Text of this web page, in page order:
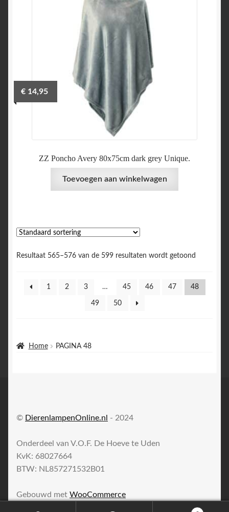
Home PAGINA 48
ZZ Poncho Avery 80x75cm dark grey Unique.
€14,95
Toevoegen aan winkelwagen
Resultaat 565–576 van de 599 resultaten wordt getoond
1 2 3 … 45 46 47 48
49 50
© DierenlampenOnline.nl - 2024
Onderdeel van V.O.F. De Hoeve te Uden
KvK: 68027664
BTW: NL857271532B01
Gebouwd met WooCommerce